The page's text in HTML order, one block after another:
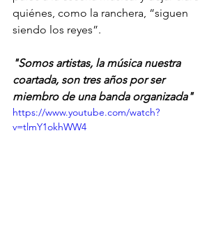
quiénes, como la ranchera, “siguen
siendo los reyes”.
"Somos artistas, la música nuestra
coartada, son tres años por ser
miembro de una banda organizada"
https://www.youtube.com/watch?
v=tlmY1okhWW4